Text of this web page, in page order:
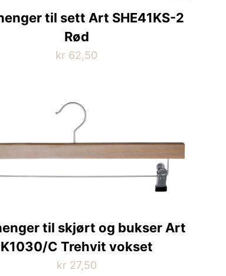
til sett Art SHE41KS-2
Rød
kr 62,50
til skjørt og bukser Art
K1030/C Trehvit vokset
kr 27,50